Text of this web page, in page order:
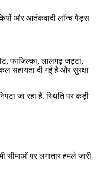
और आतंकवादी लॉन्च पैड्स
फाजिल्का, लालगढ़ जट्टा,
सहायता दी गई है और सुरक्षा
जा रहा है. स्थिति पर कड़ी
सीमाओं पर लगातार हमले जारी